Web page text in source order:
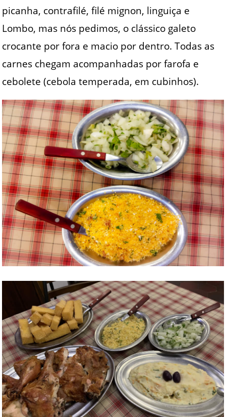
picanha, contrafilé, filé mignon, linguiça e
Lombo, mas nós pedimos, o clássico galeto
crocante por fora e macio por dentro. Todas as
carnes chegam acompanhadas por farofa e
cebolete (cebola temperada, em cubinhos).